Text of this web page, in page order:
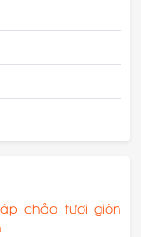
chảo tươi giòn